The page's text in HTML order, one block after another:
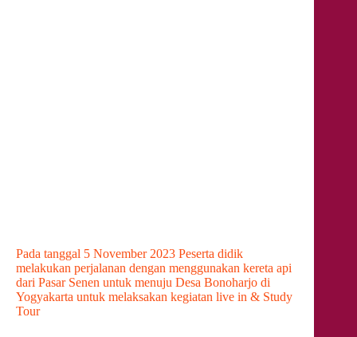
Pada tanggal 5 November 2023 Peserta didik
melakukan perjalanan dengan menggunakan kereta api
dari Pasar Senen untuk menuju Desa Bonoharjo di
Yogyakarta untuk melaksakan kegiatan live in & Study
Tour